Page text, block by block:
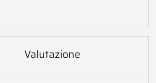
Valutazione